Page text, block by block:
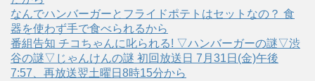
なんでハンバーガーとフライドポテトはセットなの？ 食
器を使わず手で食べられるから
番組告知 チコちゃんに叱られる! ▽ハンバーガーの謎▽渋
谷の謎▽じゃんけんの謎 初回放送日 7月31日(金)午後
7:57、再放送翌土曜日8時15分から